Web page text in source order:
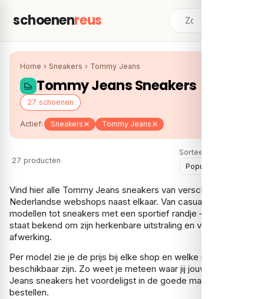
schoenenreus
Home › Sneakers › Tommy Jeans
Tommy Jeans Sneakers
27 schoenen
Actief: Sneakers Tommy Jeans
27 producten
Sorteer:
Vind hier alle Tommy Jeans sneakers van verschillende
Nederlandse webshops naast elkaar. Van casual dagelijkse
modellen tot sneakers met een sportief randje — het merk
staat bekend om zijn herkenbare uitstraling en verzorgde
afwerking.
Per model zie je de prijs bij elke shop en welke maten nog
beschikbaar zijn. Zo weet je meteen waar jij jouw Tommy
Jeans sneakers het voordeligst in de goede maat kunt
bestellen.